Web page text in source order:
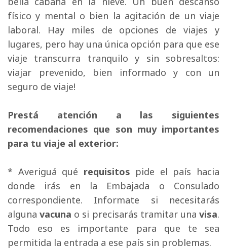
físico y mental o bien la agitación de un viaje
laboral. Hay miles de opciones de viajes y
lugares, pero hay una única opción para que ese
viaje transcurra tranquilo y sin sobresaltos:
viajar prevenido, bien informado y con un
seguro de viaje!
Prestá atención a las siguientes
recomendaciones que son muy importantes
para tu viaje al exterior:
* Averiguá qué requisitos pide el país hacia
donde irás en la Embajada o Consulado
correspondiente. Informate si necesitarás
algunavacuna o si precisarás tramitar una visa.
Todo eso es importante para que te sea
permitida la entrada a ese país sin problemas.